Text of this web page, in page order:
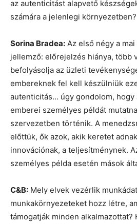
az autenticitást alapvető
számára a jelenlegi környezetben?
Sorina Bradea: Az első négy a
jellemző: előrejelzés hiánya, több
befolyásolja az üzleti
embereknek fel kell készülniük
autenticitás… úgy gondolom,
emberei személyes példát
szervezetben történik. A
előttük, ők azok, akik keretet
innovációnak, a teljesítménynek.
személyes példa esetén mások
C&B: Mely elvek vezérlik
munkakörnyezeteket hozz létre,
támogatják minden alkalmazottat?